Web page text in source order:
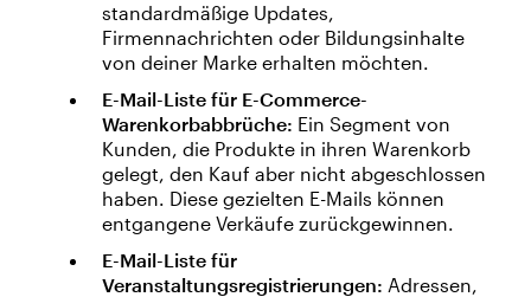
standardmäßige Updates,
Firmennachrichten oder Bildungsinhalte
von deiner Marke erhalten möchten.
E-Mail-Liste für E-Commerce-
Warenkorbabbrüche: Ein Segment von
Kunden, die Produkte in ihren Warenkorb
gelegt, den Kauf aber nicht abgeschlossen
haben. Diese gezielten E-Mails können
entgangene Verkäufe zurückgewinnen.
E-Mail-Liste für
Veranstaltungsregistrierungen: Adressen,